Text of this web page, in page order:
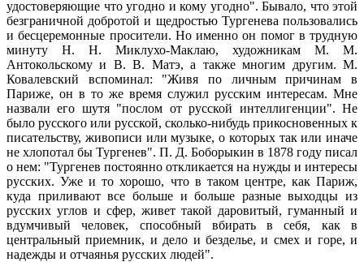
удостоверяющие что угодно и кому угодно". Бывало, что этой
безграничной добротой и щедростью Тургенева пользовались
и бесцеремонные просители. Но именно он помог в трудную
минуту Н. Н. Миклухо-Маклаю, художникам М. М.
Антокольскому и В. В. Матэ, а также многим другим. М.
Ковалевский вспоминал: "Живя по личным причинам в
Париже, он в то же время служил русским интересам. Мне
назвали его шутя "послом от русской интеллигенции". Не
было русского или русской, сколько-нибудь прикосновенных к
писательству, живописи или музыке, о которых так или иначе
не хлопотал бы Тургенев". П. Д. Боборыкин в 1878 году писал
о нем: "Тургенев постоянно откликается на нужды и интересы
русских. Уже и то хорошо, что в таком центре, как Париж,
куда приливают все больше и больше разные выходцы из
русских углов и сфер, живет такой даровитый, гуманный и
вдумчивый человек, способный вбирать в себя, как в
центральный приемник, и дело и безделье, и смех и горе, и
надежды и отчаянья русских людей".